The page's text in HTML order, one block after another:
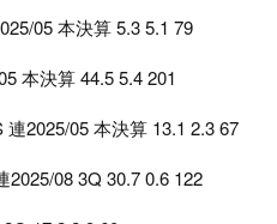
05 本決算 5.3 5.1 79
本決算 44.5 5.4 201
2025/05 本決算 13.1 2.3 67
08 3Q 30.7 0.6 122